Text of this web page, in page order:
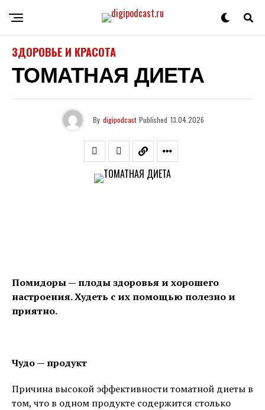
ЗДОРОВЬЕ И КРАСОТА
ТОМАТНАЯ ДИЕТА
By digipodcast Published 13.04.2026
Помидоры — плоды здоровья и хорошего
настроения. Худеть с их помощью полезно и
приятно.
Чудо — продукт
Причина высокой эффективности томатной диеты в
том, что в одном продукте содержится столько